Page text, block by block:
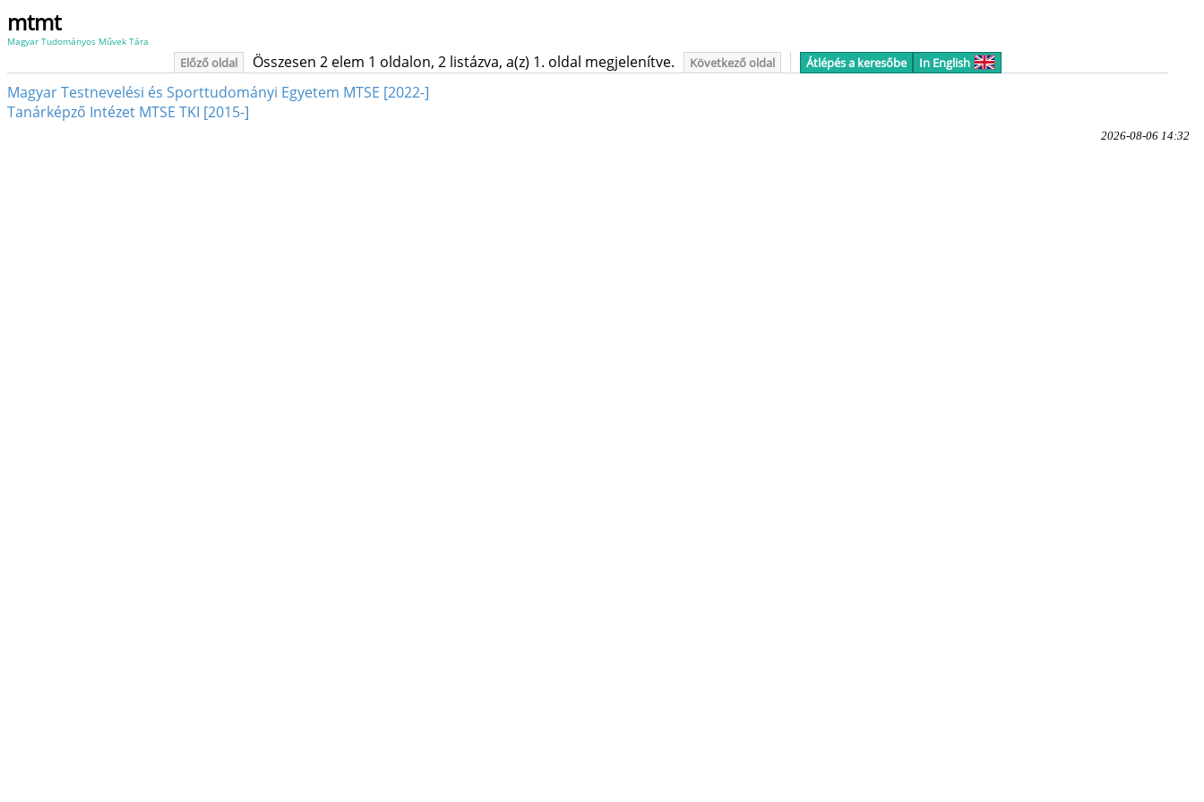
mtmt
Magyar Tudományos Művek Tára
Előző oldal Összesen 2 elem 1 oldalon, 2 listázva, a(z) 1. oldal megjelenítve. Következő oldal Átlépés a keresőbe In English
Magyar Testnevelési és Sporttudományi Egyetem MTSE [2022-]
Tanárképző Intézet MTSE TKI [2015-]
2026-08-06 14:32